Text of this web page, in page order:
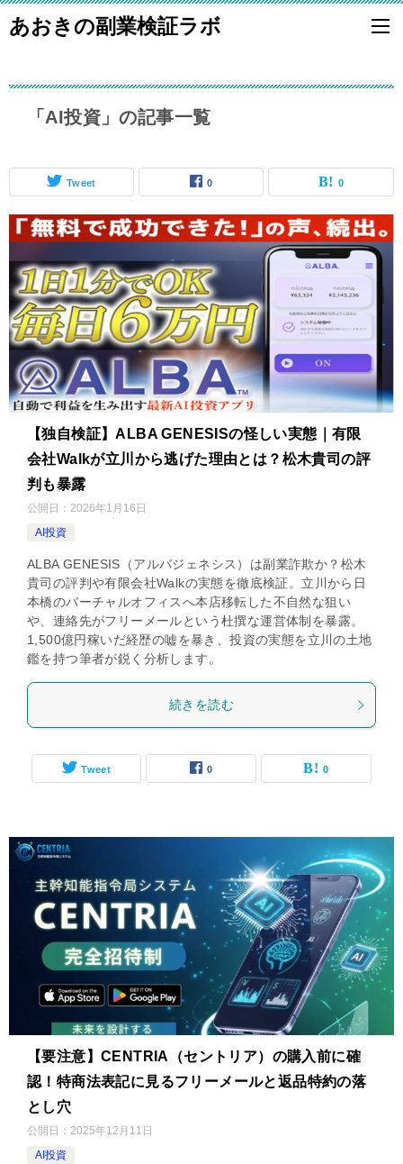
あおきの副業検証ラボ
「AI投資」の記事一覧
Tweet 0 0
【独自検証】ALBA GENESISの怪しい実態｜有限
会社Walkが立川から逃げた理由とは？松木貴司の評
判も暴露
公開日： 2026年1月16日
AI投資
ALBA GENESIS（アルバジェネシス）は副業詐欺か？松木
貴司の評判や有限会社Walkの実態を徹底検証。立川から日
本橋のバーチャルオフィスへ本店移転した不自然な狙い
や、連絡先がフリーメールという杜撰な運営体制を暴露。
1,500億円稼いだ経歴の嘘を暴き、投資の実態を立川の土地
鑑を持つ筆者が鋭く分析します。
続きを読む
Tweet 0 0
【要注意】CENTRIA（セントリア）の購入前に確
認！特商法表記に見るフリーメールと返品特約の落
とし穴
公開日： 2025年12月11日
AI投資